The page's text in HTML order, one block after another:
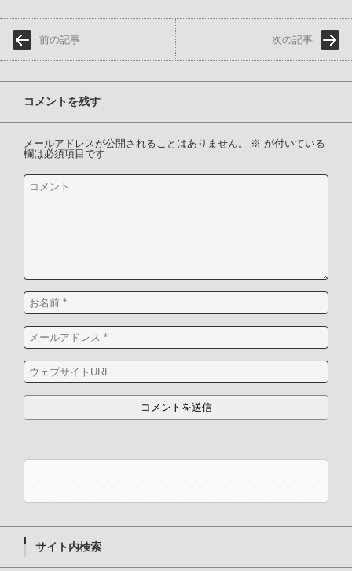
前の記事 次の記事
コメントを残す
メールアドレスが公開されることはありません。 ※ が付いている
欄は必須項目です
サイト内検索